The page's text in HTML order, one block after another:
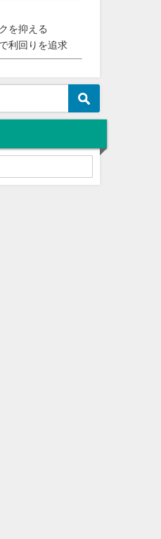
を抑える
利回りを追求